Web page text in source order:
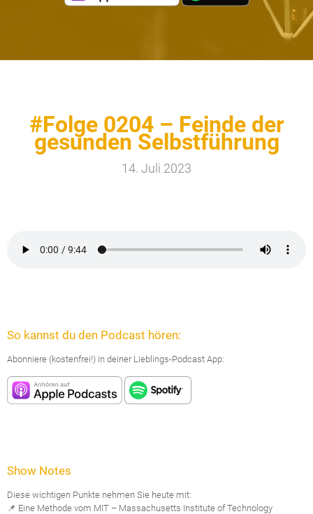
#Folge 0204 – Feinde der
gesunden Selbstführung
14. Juli 2023
So kannst du den Podcast hören:
Abonniere (kostenfrei!) in deiner Lieblings-Podcast App:
Show Notes
Diese wichtigen Punkte nehmen Sie heute mit:
📌 Eine Methode vom MIT – Massachusetts Institute of Technology